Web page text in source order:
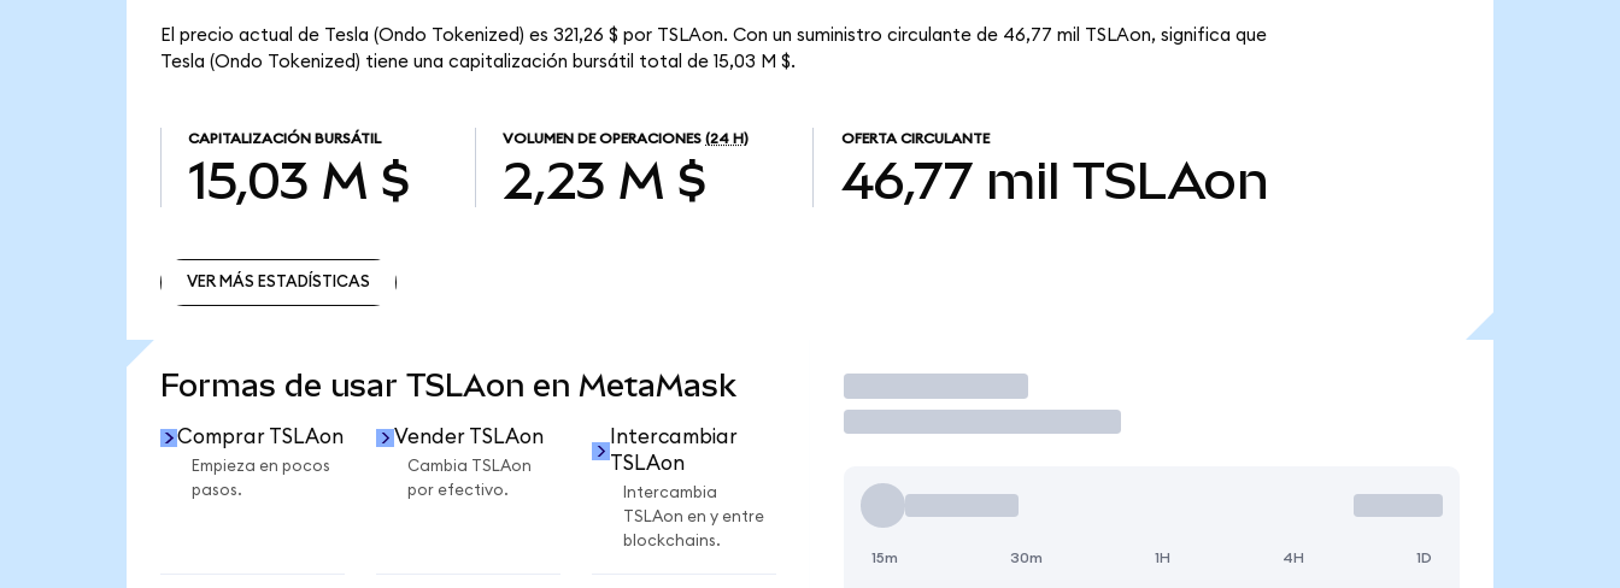
El precio actual de Tesla (Ondo Tokenized) es 321,26 $ por TSLAon. Con un suministro circulante de 46,77 mil TSLAon, significa que
Tesla (Ondo Tokenized) tiene una capitalización bursátil total de 15,03 M $.
CAPITALIZACIÓN BURSÁTIL
15,03 M $
VOLUMEN DE OPERACIONES (24 H)
2,23 M $
OFERTA CIRCULANTE
46,77 mil TSLAon
VER MÁS ESTADÍSTICAS
Formas de usar TSLAon en MetaMask
Comprar TSLAon
Empieza en pocos
pasos.
Vender TSLAon
Cambia TSLAon
por efectivo.
Intercambiar
TSLAon
Intercambia
TSLAon en y entre
blockchains.
Operar
15m 30m 1H 4H 1D